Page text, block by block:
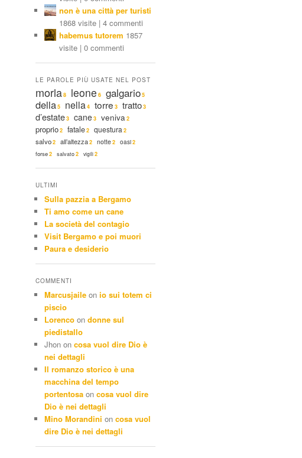
non è una città per turisti
1868 visite | 4 commenti
habemus tutorem 1857
visite | 0 commenti
LE PAROLE PIÙ USATE NEL POST
morla8 leone 6 galgario5
della5 nella4 torre 3 tratto3
d’estate3 cane3 veniva2
proprio2 fatale2 questura 2
salvo2 all’altezza2 notte2 oasi2
forse2 salvato2 vigili2
ULTIMI
Sulla pazzia a Bergamo
Ti amo come un cane
La società del contagio
Visit Bergamo e poi muori
Paura e desiderio
COMMENTI
Marcusjaile on io sui totem ci
piscio
Lorenco on donne sul
piedistallo
Jhon on cosa vuol dire Dio è
nei dettagli
Il romanzo storico è una
macchina del tempo
portentosa on cosa vuol dire
Dio è nei dettagli
Mino Morandini on cosa vuol
dire Dio è nei dettagli